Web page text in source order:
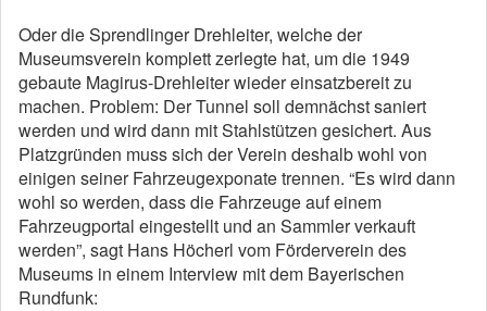
Oder die Sprendlinger Drehleiter, welche der
Museumsverein komplett zerlegte hat, um die 1949
gebaute Magirus-Drehleiter wieder einsatzbereit zu
machen. Problem: Der Tunnel soll demnächst saniert
werden und wird dann mit Stahlstützen gesichert. Aus
Platzgründen muss sich der Verein deshalb wohl von
einigen seiner Fahrzeugexponate trennen. “Es wird dann
wohl so werden, dass die Fahrzeuge auf einem
Fahrzeugportal eingestellt und an Sammler verkauft
werden”, sagt Hans Höcherl vom Förderverein des
Museums in einem Interview mit dem Bayerischen
Rundfunk: